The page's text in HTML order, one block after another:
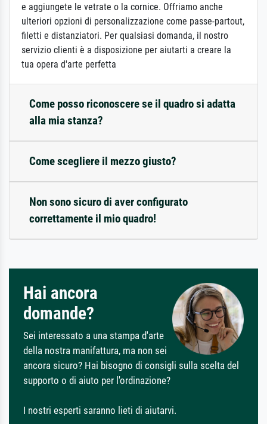
e aggiungete le vetrate o la cornice. Offriamo anche
ulteriori opzioni di personalizzazione come passe-partout,
filetti e distanziatori. Per qualsiasi domanda, il nostro
servizio clienti è a disposizione per aiutarti a creare la
tua opera d'arte perfetta
Come posso riconoscere se il quadro si adatta
alla mia stanza?
Come scegliere il mezzo giusto?
Non sono sicuro di aver configurato
correttamente il mio quadro!
Hai ancora
domande?
Sei interessato a una stampa d'arte
della nostra manifattura, ma non sei
ancora sicuro? Hai bisogno di consigli sulla scelta del
supporto o di aiuto per l'ordinazione?
I nostri esperti saranno lieti di aiutarvi.